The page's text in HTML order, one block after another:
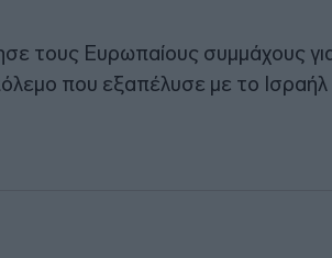
τους Ευρωπαίους συμμάχους
που εξαπέλυσε με το Ισραήλ